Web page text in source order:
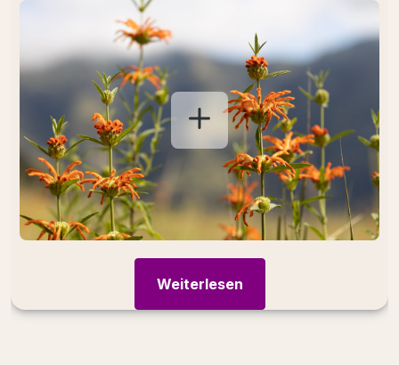
Haltung, Bewegung und sogar die Form Ihres
Körpers verändert sich.
Weiterlesen